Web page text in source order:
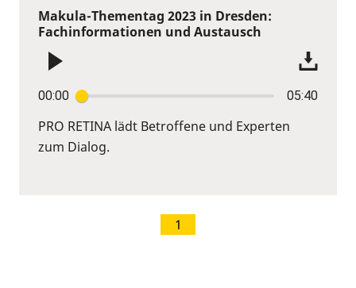
Makula-Thementag 2023 in Dresden:
Fachinformationen und Austausch
00:00 05:40
PRO RETINA lädt Betroffene und Experten
zum Dialog.
1